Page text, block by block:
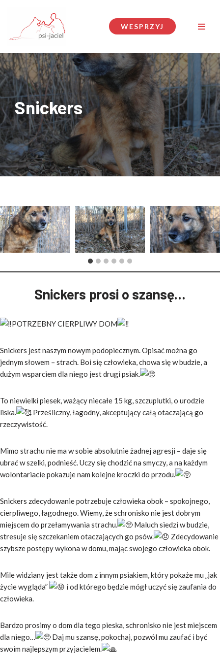
Przejdź
do
WESPRZYJ
Snickers
Snickers prosi o szansę…
POTRZEBNY CIERPLIWY DOM
Snickers jest naszym nowym podopiecznym. Opisać można go
jednym słowem – strach. Boi się człowieka, chowa się w budzie, a
dużym wsparciem dla niego jest drugi psiak.
To niewielki piesek, ważący niecałe 15 kg, szczuplutki, o urodzie
liska.
Prześliczny, łagodny, akceptujący całą otaczającą go
rzeczywistość.
Mimo strachu nie ma w sobie absolutnie żadnej agresji – daje się
ubrać w szelki, podnieść. Uczy się chodzić na smyczy, a na każdym
wolontariacie pokazuje nam kolejne kroczki do przodu.
Snickers zdecydowanie potrzebuje człowieka obok – spokojnego,
cierpliwego, łagodnego. Wiemy, że schronisko nie jest dobrym
miejscem do przełamywania strachu.
Maluch siedzi w budzie,
stresuje się szczekaniem otaczających go psów.
Zdecydowanie
szybsze postępy wykona w domu, mając swojego człowieka obok.
Mile widziany jest także dom z innym psiakiem, który pokaże mu „jak
życie wygląda”
i od którego będzie mógł uczyć się zaufania do
człowieka.
Bardzo prosimy o dom dla tego pieska, schronisko nie jest miejscem
dla niego…
Daj mu szansę, pokochaj, pozwól mu zaufać i być
swoim najlepszym przyjacielem.